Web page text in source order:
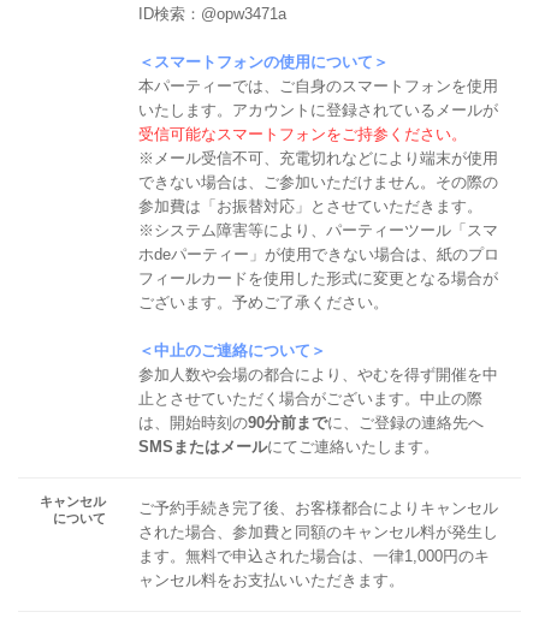
ID検索：@opw3471a
＜スマートフォンの使用について＞
本パーティーでは、ご自身のスマートフォンを使用
いたします。アカウントに登録されているメールが
受信可能なスマートフォンをご持参ください。
※メール受信不可、充電切れなどにより端末が使用
できない場合は、ご参加いただけません。その際の
参加費は「お振替対応」とさせていただきます。
※システム障害等により、パーティーツール「スマ
ホdeパーティー」が使用できない場合は、紙のプロ
フィールカードを使用した形式に変更となる場合が
ございます。予めご了承ください。
＜中止のご連絡について＞
参加人数や会場の都合により、やむを得ず開催を中
止とさせていただく場合がございます。中止の際
は、開始時刻の90分前までに、ご登録の連絡先へ
SMSまたはメールにてご連絡いたします。
キャンセル
について
ご予約手続き完了後、お客様都合によりキャンセル
された場合、参加費と同額のキャンセル料が発生し
ます。無料で申込された場合は、一律1,000円のキ
ャンセル料をお支払いいただきます。